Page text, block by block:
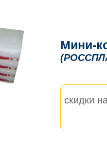
Мини-
скидки